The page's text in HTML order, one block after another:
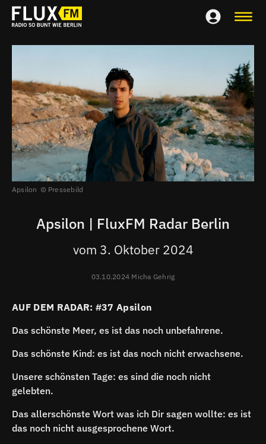
Apsilon Pressebild
Apsilon | FluxFM Radar Berlin
vom 3. Oktober 2024
03.10.2024 Micha Gehrig
AUF DEM RADAR: #37 Apsilon
Das schönste Meer, es ist das noch unbefahrene.
Das schönste Kind: es ist das noch nicht erwachsene.
Unsere schönsten Tage: es sind die noch nicht
gelebten.
Das allerschönste Wort was ich Dir sagen wollte: es ist
das noch nicht ausgesprochene Wort.